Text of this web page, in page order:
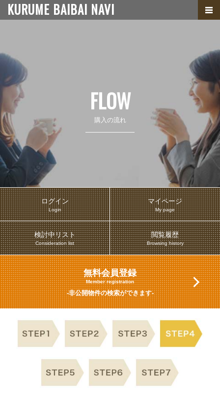
KURUME BAIBAI NAVI
FLOW
購入の流れ
ログイン
Login
マイページ
My page
検討中リスト
Consideration list
閲覧履歴
Browsing history
無料会員登録
Member registration
-非公開物件の検索ができます-